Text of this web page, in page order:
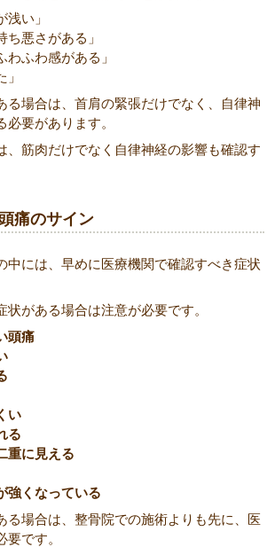
浅い」
ち悪さがある」
わふわ感がある」
る場合は、首肩の緊張だけでなく、自律神
要があります。
、筋肉だけでなく自律神経の影響も確認す
痛のサイン
中には、早めに医療機関で確認すべき症状
状がある場合は注意が必要です。
頭痛
い
る
重に見える
強くなっている
る場合は、整骨院での施術よりも先に、医
です。